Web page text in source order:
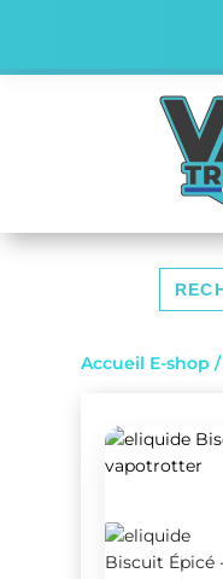
Search
for:
Accueil E-shop /